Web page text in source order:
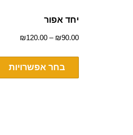
יחד אפור
₪90.00
–
₪120.00
בחר אפשרויות